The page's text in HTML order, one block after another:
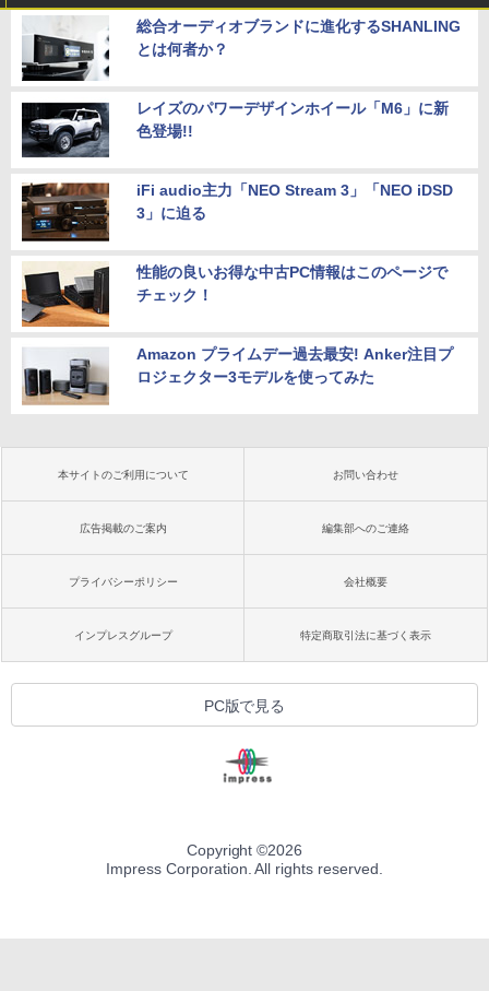
総合オーディオブランドに進化するSHANLING
とは何者か？
レイズのパワーデザインホイール「M6」に新
色登場!!
iFi audio主力「NEO Stream 3」「NEO iDSD
3」に迫る
性能の良いお得な中古PC情報はこのページで
チェック！
Amazon プライムデー過去最安! Anker注目プ
ロジェクター3モデルを使ってみた
本サイトのご利用について お問い合わせ
広告掲載のご案内 編集部へのご連絡
プライバシーポリシー 会社概要
インプレスグループ 特定商取引法に基づく表示
PC版で見る
Copyright ©2026
Impress Corporation. All rights reserved.